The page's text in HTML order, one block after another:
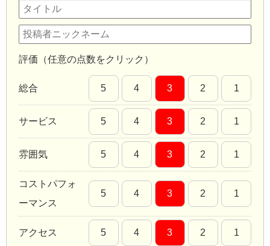
評価（任意の点数をクリック）
総合 5 4 3 2 1
サービス 5 4 3 2 1
雰囲気 5 4 3 2 1
コストパフォ
ーマンス
5 4 3 2 1
アクセス 5 4 3 2 1